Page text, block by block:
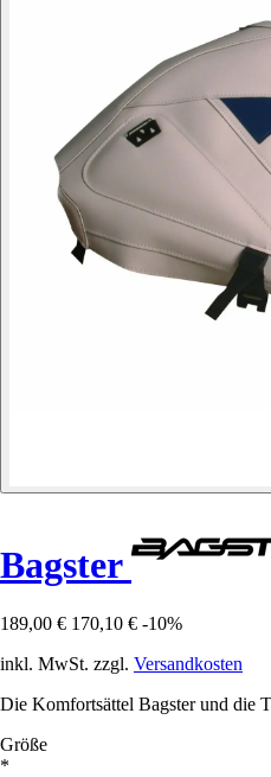
Bagster
189,00 € 170,10 € -10%
inkl. MwSt. zzgl. Versandkosten
Die Komfortsättel Bagster und die
Größe
*